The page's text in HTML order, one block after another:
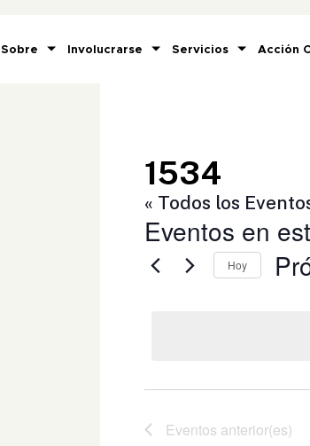
Sobre Involucrarse Servicios Acción
1534
« Todos los
Eventos en
Hoy
Eventos anterior(es)